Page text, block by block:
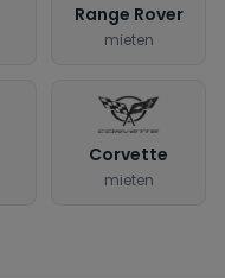
Range Rover
mieten
Corvette
mieten